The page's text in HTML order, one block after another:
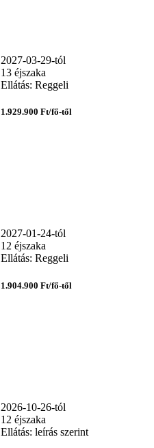
2027-03-29-tól
13 éjszaka
Ellátás: Reggeli
1.929.900 Ft/fő-től
2027-01-24-tól
12 éjszaka
Ellátás: Reggeli
1.904.900 Ft/fő-től
2026-10-26-tól
12 éjszaka
Ellátás: leírás szerint